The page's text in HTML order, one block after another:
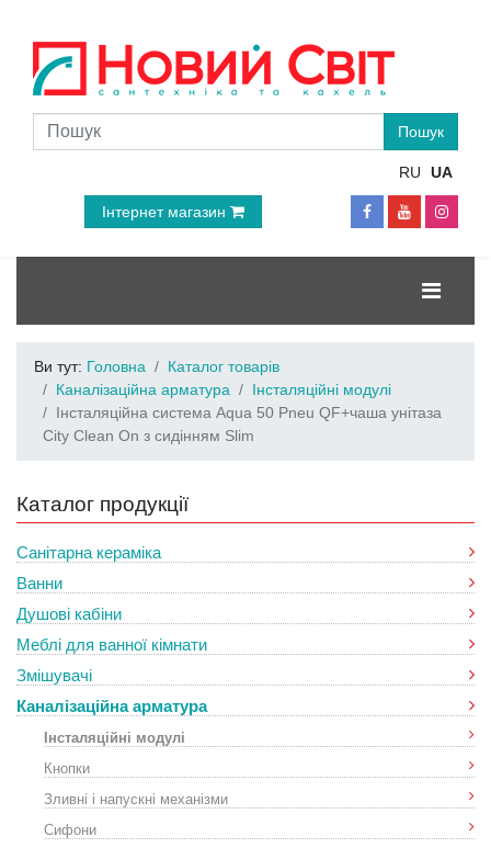
RU UA
Інтернет магазин
Ви тут: Головна
Каталог товарів
Каналізаційна арматура
Інсталяційні модулі
Інсталяційна система Aqua 50 Pneu QF+чаша унітаза
City Clean On з сидінням Slim
Каталог продукції
Санітарна кераміка
Ванни
Душові кабіни
Меблі для ванної кімнати
Змішувачі
Каналізаційна арматура
Інсталяційні модулі
Кнопки
Зливні і напускні механізми
Сифони